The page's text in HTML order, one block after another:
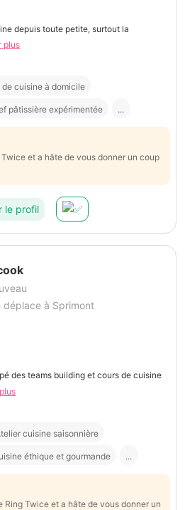
depuis toute petite, surtout la
plus
de cuisine à domicile
pâtissière expérimentée ...
et a hâte de vous donner un coup
le profil
déplace à Sprimont
des teams building et cours de cuisine
cuisine saisonnière
éthique et gourmande ...
Twice et a hâte de vous donner un